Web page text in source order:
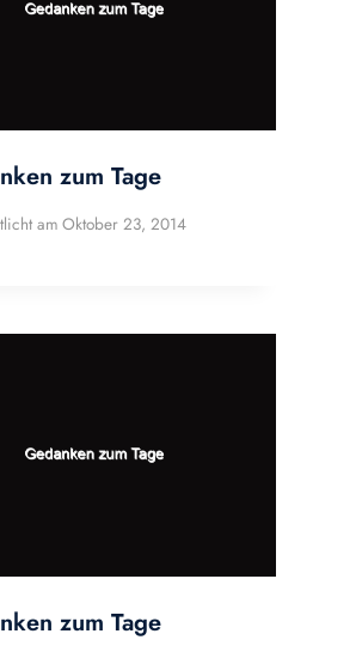
zum Tage
am Oktober 23, 2014
zum Tage